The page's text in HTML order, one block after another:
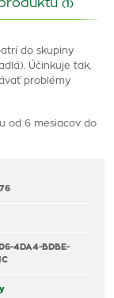
(1)
do skupiny
Účinkuje tak,
problémy
od 6 mesiacov do
4DA4-BDBE-